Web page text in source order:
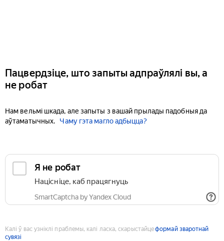
Пацвердзіце, што запыты адпраўлялі вы, а
не робат
Нам вельмі шкада, але запыты з вашай прылады падобныя да
аўтаматычных.
Чаму гэта магло адбыцца?
Я не робат
Націсніце, каб працягнуць
SmartCaptcha by Yandex Cloud
Калі ў вас узніклі праблемы, калі ласка, скарыстайцеформай зваротнай
сувязі